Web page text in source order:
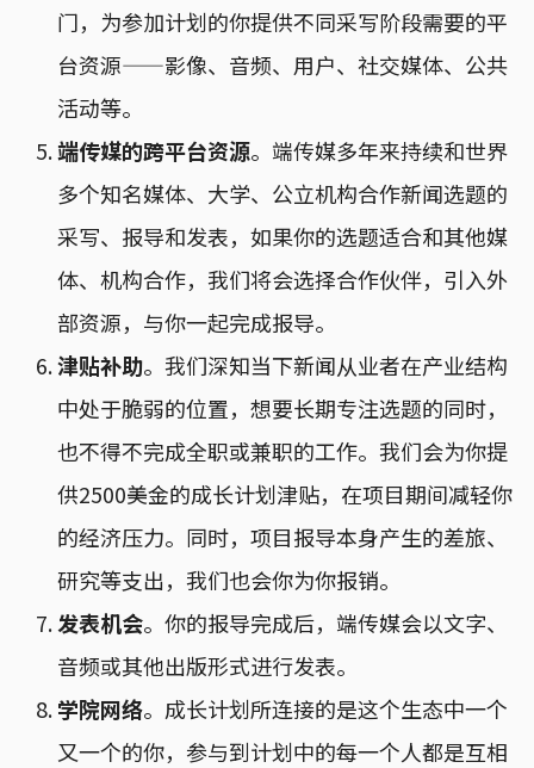
门，为参加计划的你提供不同采写阶段需要的平
台资源——影像、音频、用户、社交媒体、公共
活动等。
端传媒的跨平台资源。端传媒多年来持续和世界
多个知名媒体、大学、公立机构合作新闻选题的
采写、报导和发表，如果你的选题适合和其他媒
体、机构合作，我们将会选择合作伙伴，引入外
部资源，与你一起完成报导。
津贴补助。我们深知当下新闻从业者在产业结构
中处于脆弱的位置，想要长期专注选题的同时，
也不得不完成全职或兼职的工作。我们会为你提
供2500美金的成长计划津贴，在项目期间减轻你
的经济压力。同时，项目报导本身产生的差旅、
研究等支出，我们也会你为你报销。
发表机会。你的报导完成后，端传媒会以文字、
音频或其他出版形式进行发表。
学院网络。成长计划所连接的是这个生态中一个
又一个的你，参与到计划中的每一个人都是互相